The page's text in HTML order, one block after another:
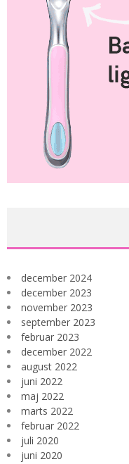
december 2024
december 2023
november 2023
september 2023
februar 2023
december 2022
august 2022
juni 2022
maj 2022
marts 2022
februar 2022
juli 2020
juni 2020